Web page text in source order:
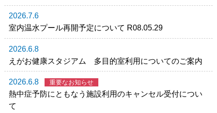
2026.7.6
室内温水プール再開予定について R08.05.29
2026.6.8
えがお健康スタジアム 多目的室利用についてのご案内
2026.6.8 重要なお知らせ
熱中症予防にともなう施設利用のキャンセル受付につい
て